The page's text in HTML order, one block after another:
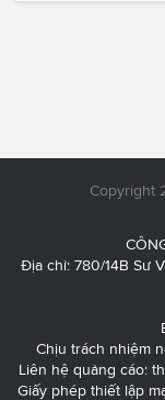
Copyright
Địa chỉ: 780/14B Sư
Chịu trách nhiệm
Liên hệ quảng cáo:
Giấy phép thiết lập